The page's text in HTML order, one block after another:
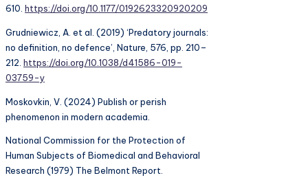
610. https://doi.org/10.1177/0192623320920209
Grudniewicz, A. et al. (2019) ‘Predatory journals:
no definition, no defence’, Nature, 576, pp. 210–
212. https://doi.org/10.1038/d41586-019-
03759-y
Moskovkin, V. (2024) Publish or perish
phenomenon in modern academia.
National Commission for the Protection of
Human Subjects of Biomedical and Behavioral
Research (1979) The Belmont Report.